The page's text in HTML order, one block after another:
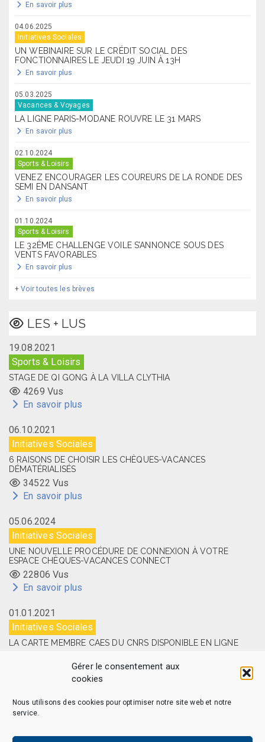
Gérer le consentement aux
cookies
Nous utilisons des cookies pour optimiser notre site web et notre
service.
En savoir plus
04.06.2025
Initiatives Sociales
UN WEBINAIRE SUR LE CRÉDIT SOCIAL DES
FONCTIONNAIRES LE JEUDI 19 JUIN À 13H
En savoir plus
05.03.2025
Vacances & Voyages
LA LIGNE PARIS-MODANE ROUVRE LE 31 MARS
En savoir plus
02.10.2024
Sports & Loisirs
VENEZ ENCOURAGER LES COUREURS DE LA RONDE DES
SEMI EN DANSANT
En savoir plus
01.10.2024
Sports & Loisirs
LE 32ÈME CHALLENGE VOILE S’ANNONCE SOUS DES
VENTS FAVORABLES
En savoir plus
+Voir toutes les brèves
LES + LUS
19.08.2021
Sports & Loisirs
STAGE DE QI GONG À LA VILLA CLYTHIA
4269 Vus
En savoir plus
06.10.2021
Initiatives Sociales
6 RAISONS DE CHOISIR LES CHÈQUES-VACANCES
DÉMATÉRIALISÉS
34522 Vus
En savoir plus
05.06.2024
Initiatives Sociales
UNE NOUVELLE PROCÉDURE DE CONNEXION À VOTRE
ESPACE CHÈQUES-VACANCES CONNECT
22806 Vus
En savoir plus
01.01.2021
Initiatives Sociales
LA CARTE MEMBRE CAES DU CNRS DISPONIBLE EN LIGNE
En savoir plus